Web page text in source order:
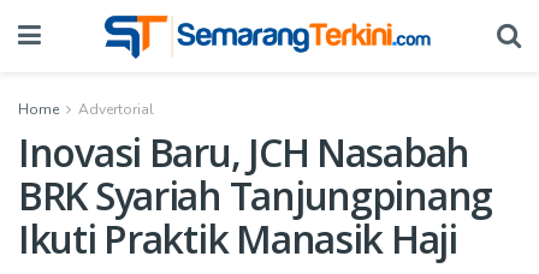
Home Advertorial
Inovasi Baru, JCH Nasabah
BRK Syariah Tanjungpinang
Ikuti Praktik Manasik Haji